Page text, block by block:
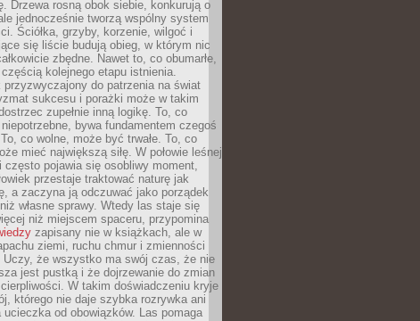
Drzewa rosną obok siebie, konkurują o
jednocześnie tworzą wspólny system
Ściółka, grzyby, korzenie, wilgoć i
się liście budują obieg, w którym nic
zbędne. Nawet to, co obumarłe,
kolejnego etapu istnienia.
przyzwyczajony do patrzenia na świat
sukcesu i porażki może w takim
zupełnie inną logikę. To, co
bywa fundamentem czegoś
co wolne, może być trwałe. To, co
mieć największą siłę. W połowie leśnej
często pojawia się osobliwy moment,
przestaje traktować naturę jak
a zaczyna ją odczuwać jako porządek
własne sprawy. Wtedy las staje się
niż miejscem spaceru, przypomina
zapisany nie w książkach, ale w
ziemi, ruchu chmur i zmienności
Uczy, że wszystko ma swój czas, że nie
jest pustką i że dojrzewanie do zmian
W takim doświadczeniu kryje
którego nie daje szybka rozrywka ani
ucieczka od obowiązków. Las pomaga